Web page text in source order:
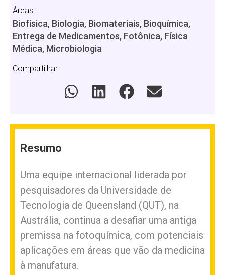
Áreas
Biofísica, Biologia, Biomateriais, Bioquímica,
Entrega de Medicamentos, Fotônica, Física
Médica, Microbiologia
Compartilhar
Resumo
Uma equipe internacional liderada por
pesquisadores da Universidade de
Tecnologia de Queensland (QUT), na
Austrália, continua a desafiar uma antiga
premissa na fotoquímica, com potenciais
aplicações em áreas que vão da medicina
à manufatura.